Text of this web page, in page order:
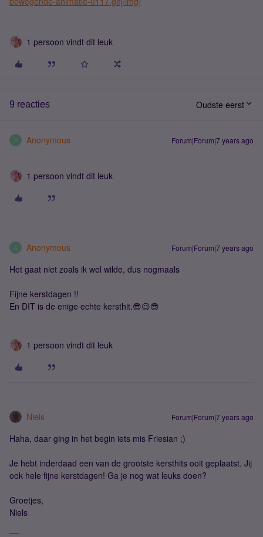
1 persoon vindt dit leuk
9 reacties Oudste eerst
A Anonymous Forum|Forum|7 years ago
1 persoon vindt dit leuk
A Anonymous Forum|Forum|7 years ago
Het gaat niet zoals ik wel wilde, dus nogmaals
Fijne kerstdagen !!
En DIT is de enige echte kersthit.😎😉😎
1 persoon vindt dit leuk
Niels Forum|Forum|7 years ago
Haha, daar ging in het begin iets mis Friesian ;)
Je hebt inderdaad een van de grootste kersthits ooit geplaatst. Jij
ook hele fijne kerstdagen! Ga je nog wat leuks doen?
Groetjes,
Niels